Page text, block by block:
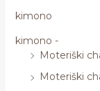
kimono
kimono -
Moteriški
Moteriški